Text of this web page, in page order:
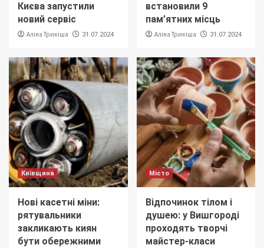
Києва запустили
новий сервіс
Аліна Трикіша 31.07.2024
встановили 9
пам’ятних місць
Аліна Трикіша 31.07.2024
Київщина
Нові касетні міни:
рятувальники
закликають киян
бути обережними
Місто
Відпочинок тілом і
душею: у Вишгороді
проходять творчі
майстер-класи